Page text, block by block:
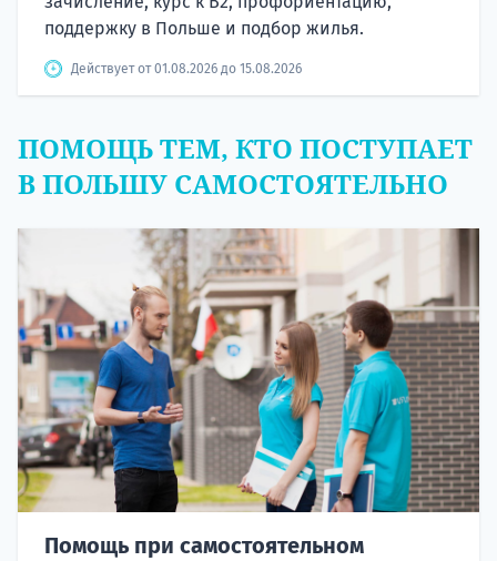
поддержку в Польше и подбор жилья.
Действует от 01.08.2026 до 15.08.2026
ПОМОЩЬ ТЕМ, КТО ПОСТУПАЕТ
В ПОЛЬШУ САМОСТОЯТЕЛЬНО
Помощь при самостоятельном